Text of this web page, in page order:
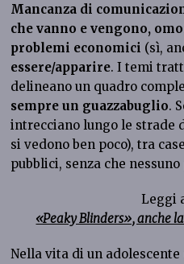
Mancanza di
che vanno e vengono,
problemi economici (sì,
essere/apparire. I temi
delineano un quadro
sempre un guazzabuglio.
intrecciano lungo le strade
si vedono ben poco), tra
pubblici, senza che
Leggi
«Peaky Blinders», anche
Nella vita di un